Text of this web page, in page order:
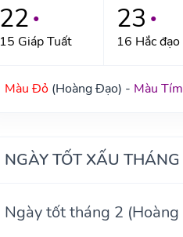
22 ●
15 Giáp Tuất
23 ●
16 Hắc đạo
Màu Đỏ(Hoàng Đạo) - Màu Tím
NGÀY TỐT XẤU
Ngày tốt tháng 2 (Hoàng